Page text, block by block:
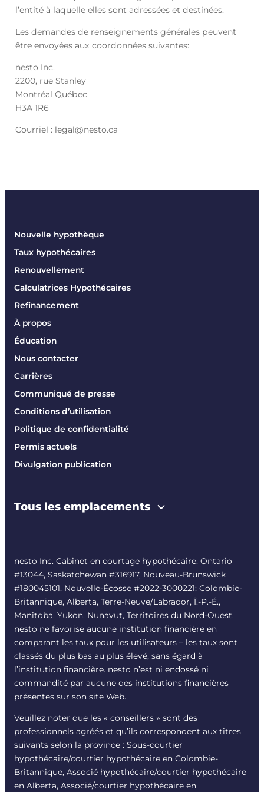
l’entité à laquelle elles sont adressées et destinées.
Les demandes de renseignements générales peuvent
être envoyées aux coordonnées suivantes:
nesto Inc.
2200, rue Stanley
Montréal Québec
H3A 1R6
Courriel : legal@nesto.ca
Nouvelle hypothèque
Taux hypothécaires
Renouvellement
Calculatrices Hypothécaires
Refinancement
À propos
Éducation
Nous contacter
Carrières
Communiqué de presse
Conditions d’utilisation
Politique de confidentialité
Permis actuels
Divulgation publication
Tous les emplacements
nesto Inc. Cabinet en courtage hypothécaire. Ontario
#13044, Saskatchewan #316917, Nouveau-Brunswick
#180045101, Nouvelle-Écosse #2022-3000221; Colombie-
Britannique, Alberta, Terre-Neuve/Labrador, Î.-P.-É.,
Manitoba, Yukon, Nunavut, Territoires du Nord-Ouest.
nesto ne favorise aucune institution financière en
comparant les taux pour les utilisateurs – les taux sont
classés du plus bas au plus élevé, sans égard à
l’institution financière. nesto n’est ni endossé ni
commandité par aucune des institutions financières
présentes sur son site Web.
Veuillez noter que les « conseillers » sont des
professionnels agréés et qu’ils correspondent aux titres
suivants selon la province : Sous-courtier
hypothécaire/courtier hypothécaire en Colombie-
Britannique, Associé hypothécaire/courtier hypothécaire
en Alberta, Associé/courtier hypothécaire en